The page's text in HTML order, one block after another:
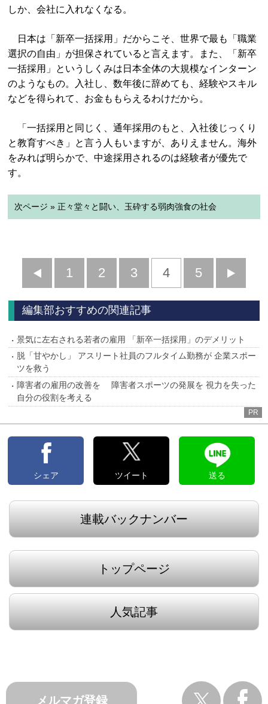
しか、会社に入れなくなる。
日本は「新卒一括採用」だからこそ、世界で最も「職業
選択の自由」が担保されていると言えます。また、「新卒
一括採用」というしくみは日本全体の大規模なインターン
のようなもの。入社し、数年後に辞めても、経験やスキル
などを得られて、お金ももらえるわけだから。
「一括採用と同じく、通年採用のもと、入社後じっくり
と教育すべき」と言う人もいますが、ありえません。海外
をみれば明らかで、中途採用されるのは経験者が優先で
す。
次ページ » 正々堂々と闘い、玉砕する弱肉強食の社会
前
へ
1 2 3 4 5
へ
編集部おすすめの関連記事
景気に左右される若者の雇用 「新卒一括採用」のデメリット
脱「甘やかし」 アスリート社員のフルタイム勤務が 企業スポー
ツを救う
障害者の雇用の改善を 障害者スポーツの発展を 視力を失った
自分の役割を考える
PR
シェア ツイート 送る
連載バックナンバー
トップページ
人気記事
メルマガ登録